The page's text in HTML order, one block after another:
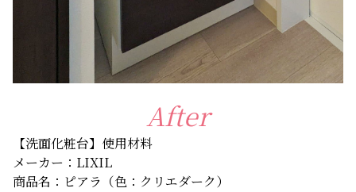
After
【洗面化粧台】使用材料
メーカー：LIXIL
商品名：ピアラ（色：クリエダーク）